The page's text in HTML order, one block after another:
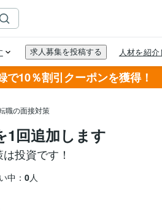
で10％割引クーポンを獲得！
職の面接対策
回追加します
投資です！
中： 0人